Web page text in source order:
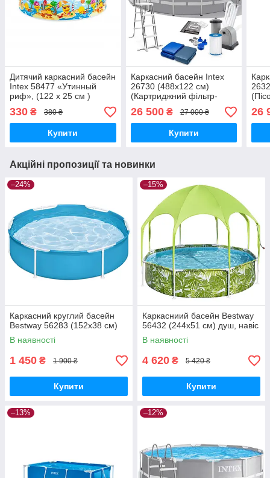
Дитячий каркасний басейн
Intex 58477 «Утинный
риф», (122 х 25 см )
330 ₴ 380 ₴
Купити
Каркасний басейн Intex
26730 (488x122 см)
(Картриджний фільтр-
насос 3785 л/год, сходи,
тент, підстилка)
26 500₴ 27 000 ₴
Купити
26
Акційні пропозиції та новинки
–24%
Каркасний круглий басейн
Bestway 56283 (152х38 см)
В наявності
1 450 ₴ 1 900 ₴
Купити
–15%
Каркасниий басейн Bestway
56432 (244х51 см) душ, навіс
В наявності
4 620 ₴ 5 420 ₴
Купити
–13% –12%